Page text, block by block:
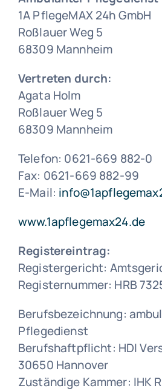
1A PflegeMAX 24h GmbH
Roßlauer Weg 5
68309 Mannheim
Vertreten durch:
Agata Holm
Roßlauer Weg 5
68309 Mannheim
Telefon: 0621-669 882-0
Fax: 0621-669 882-99
E-Mail:
www.1apflegemax24.de
Registereintrag:
Registergericht:
Registernummer: HRB
Berufsbezeichnung:
Pflegedienst
Berufshaftpflicht: HDI
30650 Hannover
Zuständige Kammer: IHK